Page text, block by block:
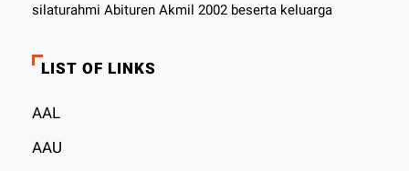
silaturahmi Abituren Akmil 2002 beserta keluarga
LIST OF LINKS
AAL
AAU